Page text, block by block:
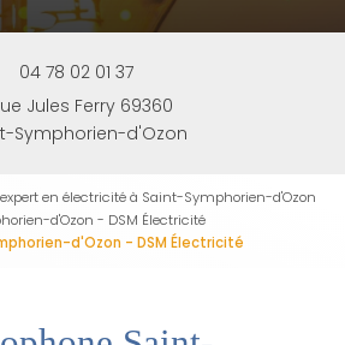
04 78 02 01 37
Jules Ferry 69360
Symphorien-d'Ozon
expert en électricité à Saint-Symphorien-d'Ozon
d'Ozon - DSM Électricité
d'Ozon - DSM Électricité